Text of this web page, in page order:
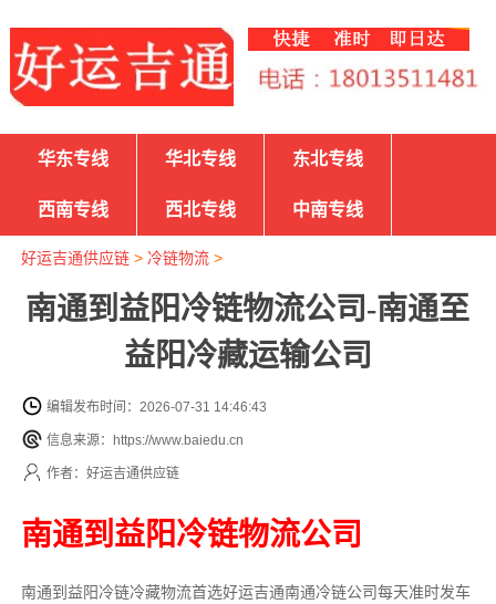
华东专线 华北专线 东北专线
西南专线 西北专线 中南专线
好运吉通供应链> 冷链物流>
南通到益阳冷链物流公司-南通至
益阳冷藏运输公司
编辑发布时间：2026-07-31 14:46:43
信息来源：https://www.baiedu.cn
作者：好运吉通供应链
南通到益阳冷链物流公司
南通到益阳冷链冷藏物流首选好运吉通南通冷链公司每天准时发车